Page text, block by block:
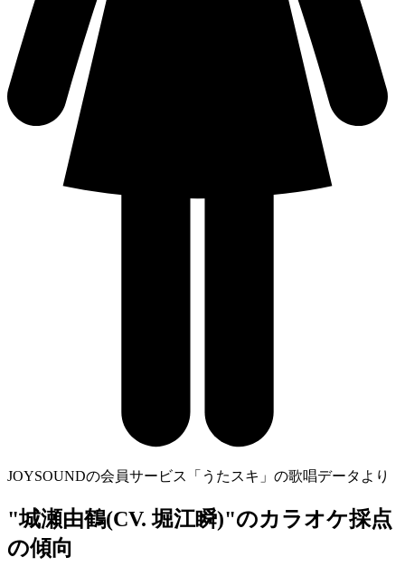
JOYSOUNDの会員サービス「うたスキ」の歌唱データより
"城瀬由鶴(CV. 堀江瞬)"のカラオケ採点
の傾向